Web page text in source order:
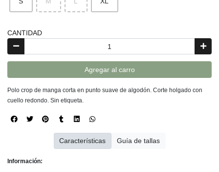
CANTIDAD
Agregar al carro
Polo crop de manga corta en punto suave de algodón. Corte holgado con
cuello redondo. Sin etiqueta.
Información:
Características Guía de tallas